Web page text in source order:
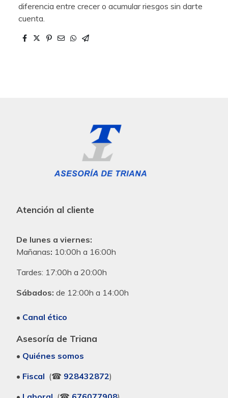
diferencia entre crecer o acumular riesgos sin darte
cuenta.
Atención al cliente
De lunes a viernes:
Mañanas: 10:00h a 16:00h
Tardes: 17:00h a 20:00h
Sábados: de 12:00h a 14:00h
• Canal ético
Asesoría de Triana
• Quiénes somos
• Fiscal (☎ 928432872)